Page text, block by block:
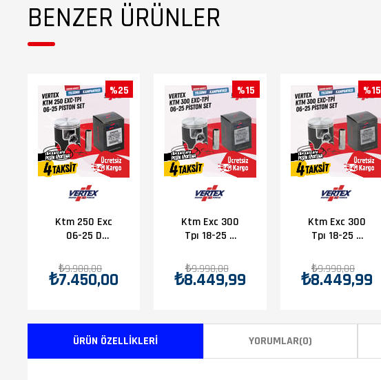
BENZER ÜRÜNLER
Ktm 250 Exc
06-25 D
₺7.450,00
₺9.900,00
%25
Ktm Exc 300
Tpı 18-25 A
₺8.449,99
₺9.990,00
%15
Ktm Exc 300
Tpı 18-25 B
₺8.449,99
₺9.990,00
%15
ÜRÜN ÖZELLIKLERI YORUMLAR(0)